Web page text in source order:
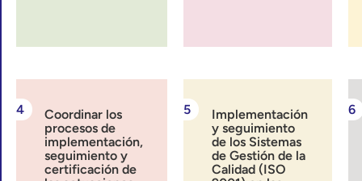
Coordinar los
procesos de
implementación,
seguimiento y
certificación de
Implementación
y seguimiento
de los Sistemas
de Gestión de la
Calidad (ISO